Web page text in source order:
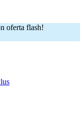
oferta flash!